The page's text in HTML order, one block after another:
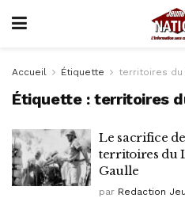
Accueil Étiquette territoires du
Étiquette :territoires
Le sacrifice
territoires du
Gaulle
par Redaction